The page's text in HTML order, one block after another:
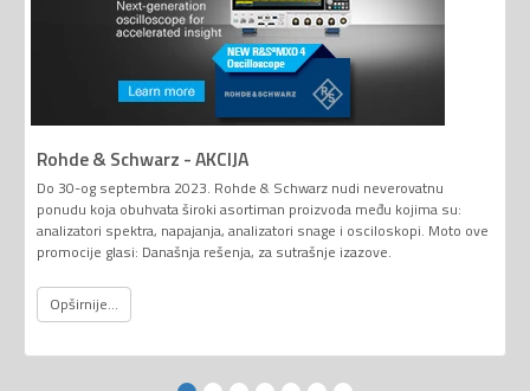
Rohde & Schwarz - AKCIJA
Do 30-og septembra 2023. Rohde & Schwarz nudi neverovatnu
ponudu koja obuhvata široki asortiman proizvoda među kojima su:
analizatori spektra, napajanja, analizatori snage i osciloskopi. Moto ove
promocije glasi: Današnja rešenja, za sutrašnje izazove.
Opširnije...